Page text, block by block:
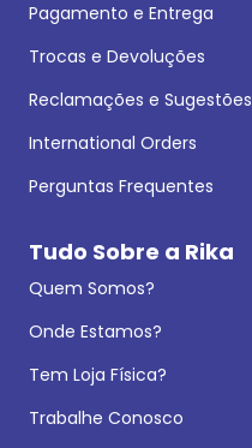
Pagamento e Entrega
Trocas e Devoluções
Reclamações e Sugestões
International Orders
Perguntas Frequentes
Tudo Sobre a Rika
Quem Somos?
Onde Estamos?
Tem Loja Física?
Trabalhe Conosco